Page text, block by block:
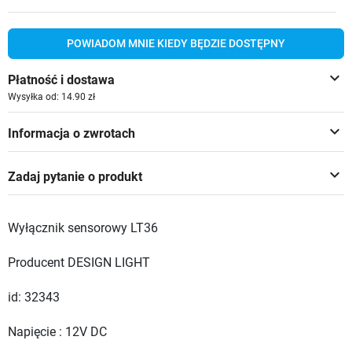
POWIADOM MNIE KIEDY BĘDZIE DOSTĘPNY
keyboard_arrow_down
Płatność i dostawa
Wysyłka od: 14.90 zł
keyboard_arrow_down
Informacja o zwrotach
keyboard_arrow_down
Zadaj pytanie o produkt
Wyłącznik sensorowy LT36
Producent DESIGN LIGHT
id: 32343
Napięcie : 12V DC